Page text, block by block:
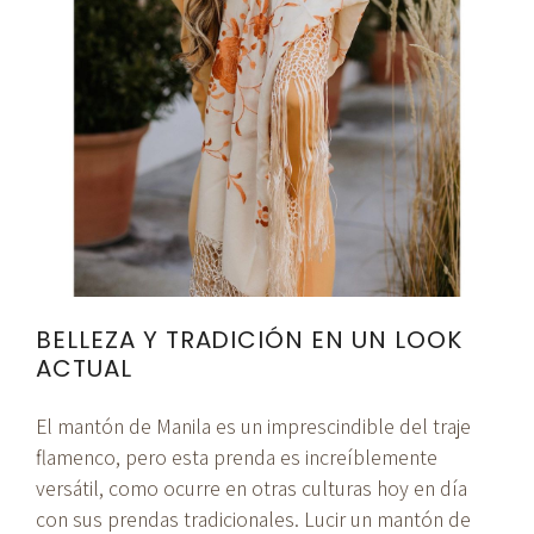
BELLEZA Y TRADICIÓN EN UN LOOK
ACTUAL
El mantón de Manila es un imprescindible del traje
flamenco, pero esta prenda es increíblemente
versátil, como ocurre en otras culturas hoy en día
con sus prendas tradicionales. Lucir un mantón de